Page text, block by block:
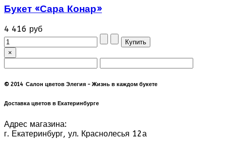
Букет «Сара Конар»
4 416 руб
×
© 2014 Салон цветов Элегия - Жизнь в каждом букете
Доставка цветов в Екатеринбурге
Адрес магазина:
г. Екатеринбург, ул. Краснолесья 12а